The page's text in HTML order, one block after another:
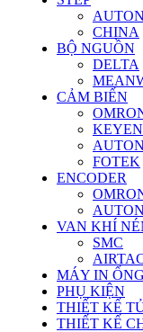
CHINA
BỘ NGUỒN
DELTA
CẢM BIẾN
FOTEK
ENCODER
VAN KHÍ
SMC
MÁY IN
PHỤ KIỆN
THIẾT KẾ
THIẾT KẾ